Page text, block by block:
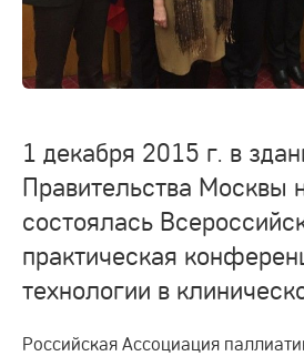
1 декабря 2015 г. в
Правительства Москвы
состоялась
практическая
технологии в
Российская Ассоциация